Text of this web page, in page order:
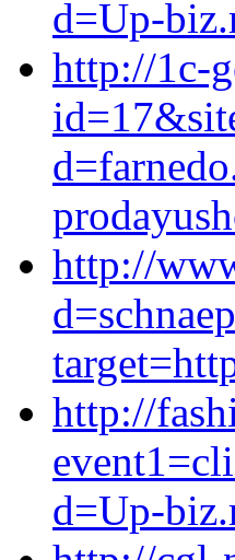
d=Up-
http://1c-
http://
http://
d=Up-